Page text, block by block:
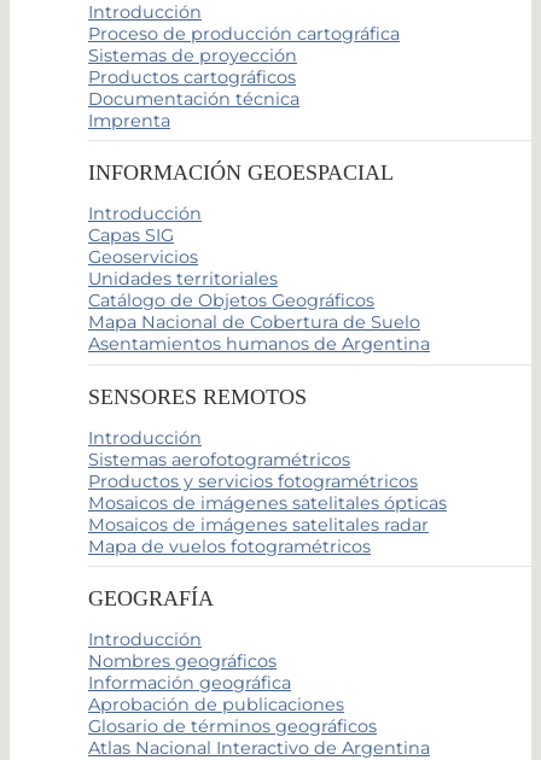
Introducción
Proceso de producción cartográfica
Sistemas de proyección
Productos cartográficos
Documentación técnica
Imprenta
INFORMACIÓN GEOESPACIAL
Introducción
Capas SIG
Geoservicios
Unidades territoriales
Catálogo de Objetos Geográficos
Mapa Nacional de Cobertura de Suelo
Asentamientos humanos de Argentina
SENSORES REMOTOS
Introducción
Sistemas aerofotogramétricos
Productos y servicios fotogramétricos
Mosaicos de imágenes satelitales ópticas
Mosaicos de imágenes satelitales radar
Mapa de vuelos fotogramétricos
GEOGRAFÍA
Introducción
Nombres geográficos
Información geográfica
Aprobación de publicaciones
Glosario de términos geográficos
Atlas Nacional Interactivo de Argentina